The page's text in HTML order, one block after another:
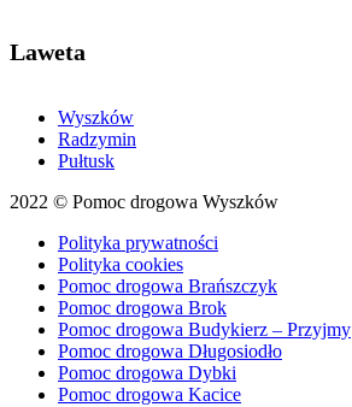
Laweta
Wyszków
Radzymin
Pułtusk
2022 © Pomoc drogowa Wyszków
Polityka prywatności
Polityka cookies
Pomoc drogowa Brańszczyk
Pomoc drogowa Brok
Pomoc drogowa Budykierz – Przyjmy
Pomoc drogowa Długosiodło
Pomoc drogowa Dybki
Pomoc drogowa Kacice